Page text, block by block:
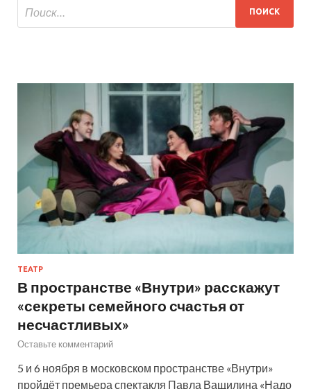
ТЕАТР
В пространстве «Внутри» расскажут
«секреты семейного счастья от
несчастливых»
Оставьте комментарий
5 и 6 ноября в московском пространстве «Внутри»
пройдёт премьера спектакля Павла Ващилина «Надо